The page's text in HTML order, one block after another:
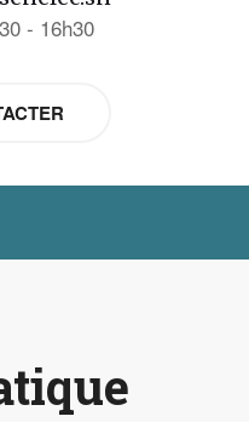
- 16h30